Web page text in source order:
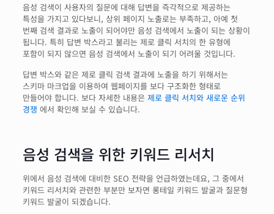
음성 검색이 사용자의 질문에 대해 답변을 즉각적으로 제공하는
특성을 가지고 있다보니, 상위 페이지 노출로는 부족하고, 아예 첫
번째 검색 결과로 노출이 되어야만 음성 검색에서 노출이 되는 상황이
됩니다. 특히 답변 박스라고 불리는 제로 클릭 서치의 한 유형에
포함이 되지 않으면 음성 검색에서 노출이 되기 어려울 것입니다.
답변 박스와 같은 제로 클릭 검색 결과에 노출을 하기 위해서는
스키마 마크업을 이용하여 웹페이지를 보다 구조화한 형태로
만들어야 합니다. 보다 자세한 내용은 제로 클릭 서치와 새로운 순위
경쟁 에서 확인해 보실 수 있습니다.
음성 검색을 위한 키워드 리서치
위에서 음성 검색에 대비한 SEO 전략을 언급하였는데요, 그 중에서
키워드 리서치와 관련한 부분만 보자면 롱테일 키워드 발굴과 질문형
키워드 발굴이 되겠습니다.